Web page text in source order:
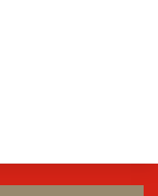
ein
Wiener